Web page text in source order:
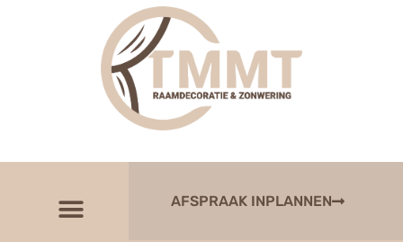
AFSPRAAK INPLANNEN